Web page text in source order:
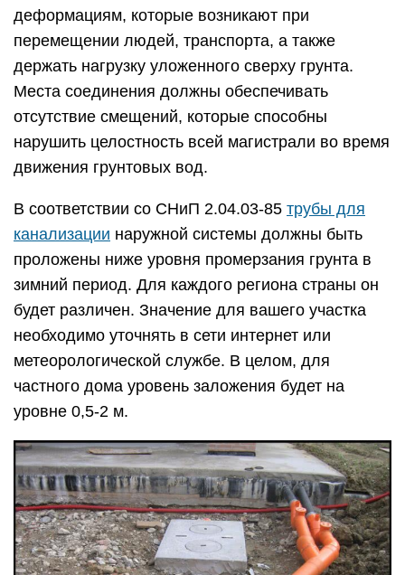
деформациям, которые возникают при
перемещении людей, транспорта, а также
держать нагрузку уложенного сверху грунта.
Места соединения должны обеспечивать
отсутствие смещений, которые способны
нарушить целостность всей магистрали во время
движения грунтовых вод.
В соответствии со СНиП 2.04.03-85 трубы для
канализации наружной системы должны быть
проложены ниже уровня промерзания грунта в
зимний период. Для каждого региона страны он
будет различен. Значение для вашего участка
необходимо уточнять в сети интернет или
метеорологической службе. В целом, для
частного дома уровень заложения будет на
уровне 0,5-2 м.